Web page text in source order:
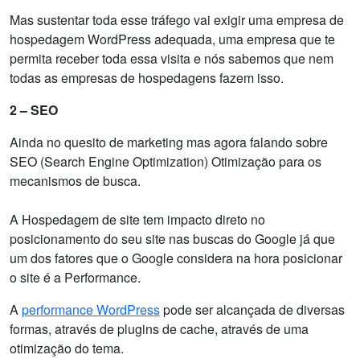
Mas sustentar toda esse tráfego vai exigir uma empresa de
hospedagem WordPress adequada, uma empresa que te
permita receber toda essa visita e nós sabemos que nem
todas as empresas de hospedagens fazem isso.
2 – SEO
Ainda no quesito de marketing mas agora falando sobre
SEO (Search Engine Optimization) Otimização para os
mecanismos de busca.
A Hospedagem de site tem impacto direto no
posicionamento do seu site nas buscas do Google já que
um dos fatores que o Google considera na hora posicionar
o site é a Performance.
Aperformance WordPresspode ser alcançada de diversas
formas, através de plugins de cache, através de uma
otimização do tema.